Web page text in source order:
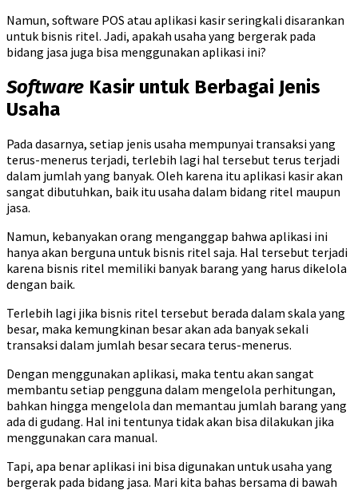
Namun, software POS atau aplikasi kasir seringkali disarankan
untuk bisnis ritel. Jadi, apakah usaha yang bergerak pada
bidang jasa juga bisa menggunakan aplikasi ini?
Software Kasir untuk Berbagai Jenis
Usaha
Pada dasarnya, setiap jenis usaha mempunyai transaksi yang
terus-menerus terjadi, terlebih lagi hal tersebut terus terjadi
dalam jumlah yang banyak. Oleh karena itu aplikasi kasir akan
sangat dibutuhkan, baik itu usaha dalam bidang ritel maupun
jasa.
Namun, kebanyakan orang menganggap bahwa aplikasi ini
hanya akan berguna untuk bisnis ritel saja. Hal tersebut terjadi
karena bisnis ritel memiliki banyak barang yang harus dikelola
dengan baik.
Terlebih lagi jika bisnis ritel tersebut berada dalam skala yang
besar, maka kemungkinan besar akan ada banyak sekali
transaksi dalam jumlah besar secara terus-menerus.
Dengan menggunakan aplikasi, maka tentu akan sangat
membantu setiap pengguna dalam mengelola perhitungan,
bahkan hingga mengelola dan memantau jumlah barang yang
ada di gudang. Hal ini tentunya tidak akan bisa dilakukan jika
menggunakan cara manual.
Tapi, apa benar aplikasi ini bisa digunakan untuk usaha yang
bergerak pada bidang jasa. Mari kita bahas bersama di bawah